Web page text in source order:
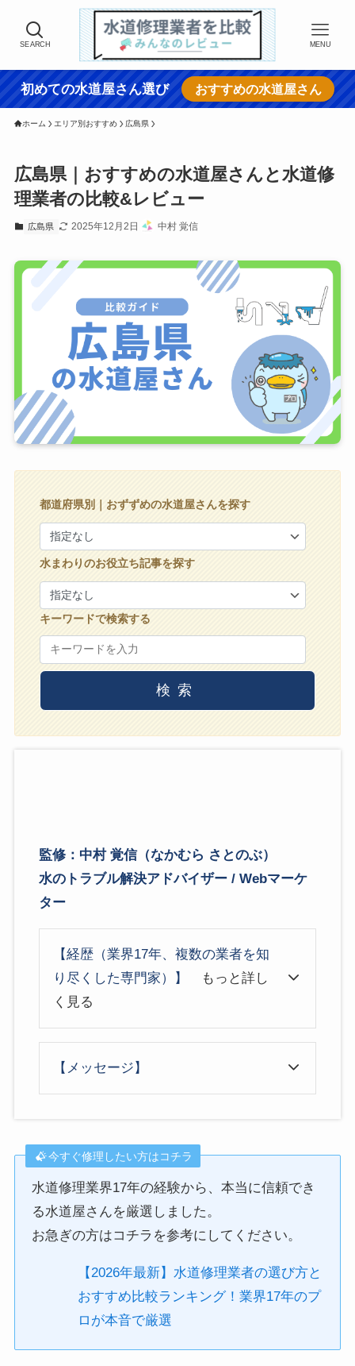
SEARCH MENU
初めての水道屋さん選び おすすめの水道屋さん
ホーム エリア別おすすめ 広島県
広島県｜おすすめの水道屋さんと水道修
理業者の比較&レビュー
広島県 2025年12月2日 中村 覚信
都道府県別｜おずずめの水道屋さんを探す
水まわりのお役立ち記事を探す
キーワードで検索する
検索
監修：中村 覚信（なかむら さとのぶ）
水のトラブル解決アドバイザー / Webマーケ
ター
【経歴（業界17年、複数の業者を知
り尽くした専門家）】
もっと詳し
く見る
【メッセージ】
今すぐ修理したい方はコチラ
水道修理業界17年の経験から、本当に信頼でき
る水道屋さんを厳選しました。
お急ぎの方はコチラを参考にしてください。
【2026年最新】水道修理業者の選び方と
おすすめ比較ランキング！業界17年のプ
ロが本音で厳選